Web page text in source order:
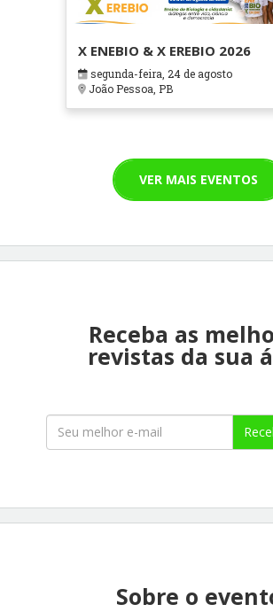
X ENEBIO & X EREBIO 2026
segunda-feira, 24 de agosto
João Pessoa, PB
VER MAIS EVENTOS
Receba as
revistas da sua
Sobre o